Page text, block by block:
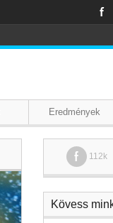
Eredmények
112k
Kövess